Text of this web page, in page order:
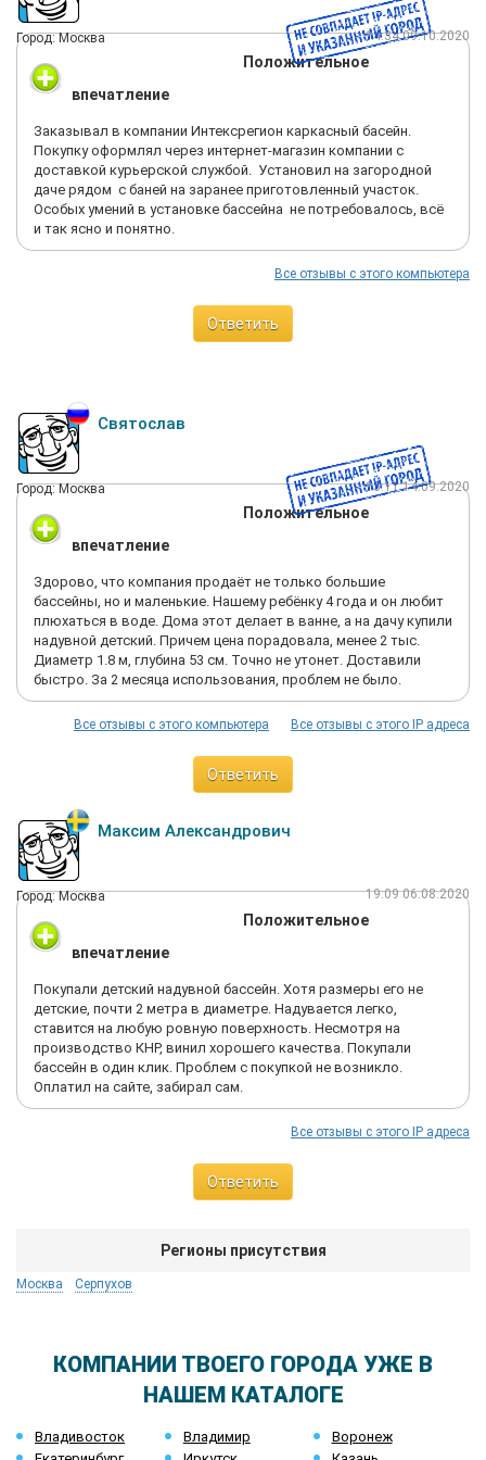
Тишина! 9 звоню им сама. Говорю, где трек номер и заказ?
Отвечают со всем разберемся все вышлем, ничего нет.
Звоню на другой день. Отправляют тот же номер накладной.
Звонит сам сотрудник. Пока мы с ним беседуем, я несколько
раз нажимаю проверку. С третьего раза только увидела, что
груз придет сегодня. Весь день отслеживала. Приехал. Смс
транспартную компанию, и тут начинаются танцы с бубнами.
Оказывается груз они отправили не на меня, а на себя. И
получить я его смогу только тогда, когда они отправят мне
платежку; я её оплачу; они отпишутся в Т.К; переведут груз на
меня и тогда только мне его выдадут. Я конечно в шоке.
Звоню им, в ответ: "А что вы хотели, чтобы мы доверили вам
После такого поведения страшно отправлять всю сумму, да
нервов, и потеряла 2000. Не рекомендую связываться с
данным сайтом! Тем более сейчас в каждом супермаркете
Город: Москва 14:34 09.10.2020
Положительное
впечатление
Заказывал в компании Интексрегион каркасный басейн.
Покупку оформлял через интернет-магазин компании с
доставкой курьерской службой. Установил на загородной
даче рядом с баней на заранее приготовленный участок.
Особых умений в установке бассейна не потребовалось, всё
и так ясно и понятно.
Все отзывы с этого компьютера
Ответить
Святослав
Город: Москва 13:11 14.09.2020
Положительное
впечатление
Здорово, что компания продаёт не только большие
бассейны, но и маленькие. Нашему ребёнку 4 года и он любит
плюхаться в воде. Дома этот делает в ванне, а на дачу купили
надувной детский. Причем цена порадовала, менее 2 тыс.
Диаметр 1.8 м, глубина 53 см. Точно не утонет. Доставили
быстро. За 2 месяца использования, проблем не было.
Все отзывы с этого IP адреса
Все отзывы с этого компьютера
Ответить
Максим Александрович
Город: Москва 19:09 06.08.2020
Положительное
впечатление
Покупали детский надувной бассейн. Хотя размеры его не
детские, почти 2 метра в диаметре. Надувается легко,
ставится на любую ровную поверхность. Несмотря на
производство КНР, винил хорошего качества. Покупали
бассейн в один клик. Проблем с покупкой не возникло.
Оплатил на сайте, забирал сам.
Все отзывы с этого IP адреса
Ответить
Регионы присутствия
Москва Серпухов
КОМПАНИИ ТВОЕГО ГОРОДА УЖЕ В
НАШЕМ КАТАЛОГЕ
Владивосток Владимир
Воронеж